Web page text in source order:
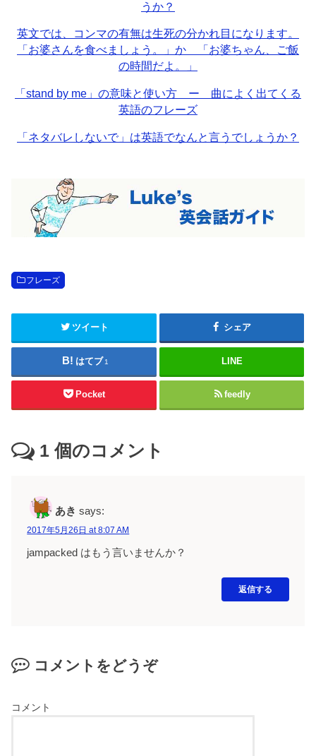
うか？
英文では、コンマの有無は生死の分かれ目になります。
「お婆さんを食べましょう。」か 「お婆ちゃん、ご飯
の時間だよ。」
「stand by me」の意味と使い方 ー 曲によく出てくる
英語のフレーズ
「ネタバレしないで」は英語でなんと言うでしょうか？
フレーズ
ツイート シェア
はてブ 1 LINE
Pocket feedly
1 個のコメント
あき says:
2017年5月26日 at 8:07 AM
jampacked はもう言いませんか？
返信する
コメントをどうぞ
コメント